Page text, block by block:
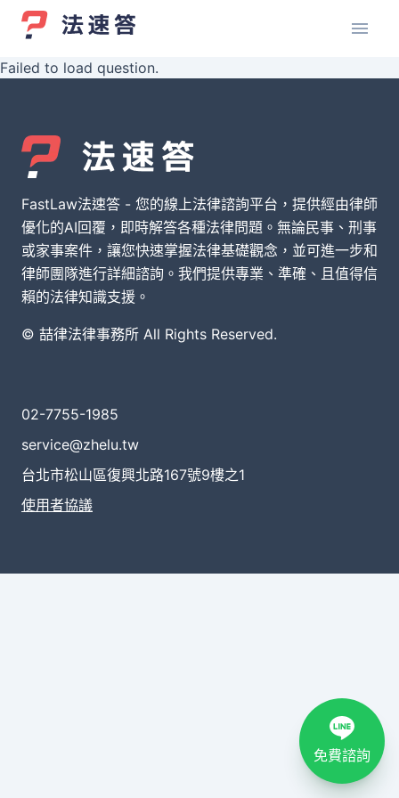
Failed to load question.
FastLaw法速答 - 您的線上法律諮詢平台，提供經由律師
優化的AI回覆，即時解答各種法律問題。無論民事、刑事
或家事案件，讓您快速掌握法律基礎觀念，並可進一步和
律師團隊進行詳細諮詢。我們提供專業、準確、且值得信
賴的法律知識支援。
© 喆律法律事務所 All Rights Reserved.
02-7755-1985
service@zhelu.tw
台北市松山區復興北路167號9樓之1
使用者協議
免費諮詢